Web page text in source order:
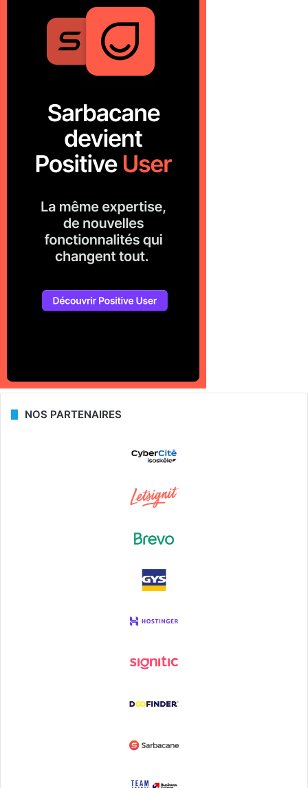
NOS PARTENAIRES